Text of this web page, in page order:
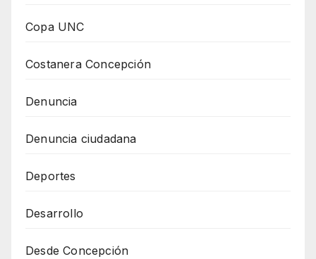
Copa UNC
Costanera Concepción
Denuncia
Denuncia ciudadana
Deportes
Desarrollo
Desde Concepción